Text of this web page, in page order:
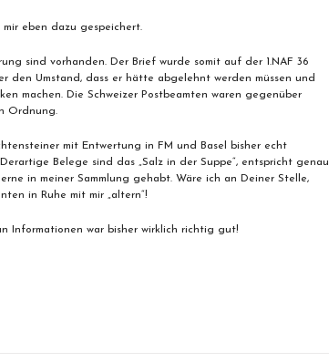
eben dazu gespeichert.
sind vorhanden. Der Brief wurde somit auf der 1.NAF 36
den Umstand, dass er hätte abgelehnt werden müssen und
machen. Die Schweizer Postbeamten waren gegenüber
Ordnung.
mit Entwertung in FM und Basel bisher echt
Belege sind das „Salz in der Suppe“, entspricht genau
in meiner Sammlung gehabt. Wäre ich an Deiner Stelle,
in Ruhe mit mir „altern“!
Informationen war bisher wirklich richtig gut!